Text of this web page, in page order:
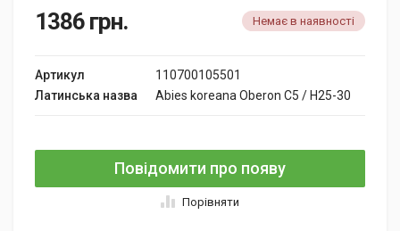
1386 грн. Немає в наявності
Артикул
110700105501
Латинська назва
Abies koreana Oberon C5 / H25-30
Повідомити про появу
Порівняти